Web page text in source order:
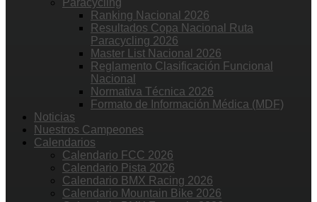
Paracycling
Ranking Nacional 2026
Resultados Copa Nacional Ruta
Paracycling 2026
Master List Nacional 2026
Reglamento Clasificación Funcional
Nacional
Normativa Técnica 2026
Formato de Información Médica (MDF)
Noticias
Nuestros Campeones
Calendarios
Calendario FCC 2026
Calendario Pista 2026
Calendario BMX Racing 2026
Calendario Mountain Bike 2026